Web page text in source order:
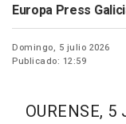
Europa Press
Domingo, 5 julio 2026
Publicado: 12:59
OURENSE, 5